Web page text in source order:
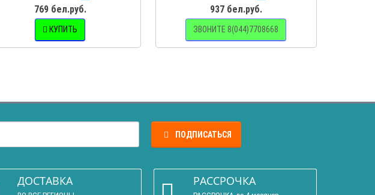
769 бел.руб.
КУПИТЬ
937 бел.руб.
ЗВОНИТЕ 8(044)7708668
ПОДПИСАТЬСЯ
ДОСТАВКА РАССРОЧКА